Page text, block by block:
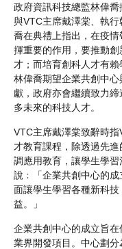
政府資訊科技總監林偉喬
與VTC主席戴澤棠、執
喬在典禮上指出，在疫
揮重要的作用，要推動
才；而培育創科人才有賴
林偉喬期望企業共創中
獻，政府亦會繼續致力
多未來的科技人才。
VTC主席戴澤棠致辭時
才教育課程，除透過先
調應用教育，讓學生學
說﹕「企業共創中心的
面讓學生學習各種新科
益。」
企業共創中心的成立旨
業界開發項目。中心劃